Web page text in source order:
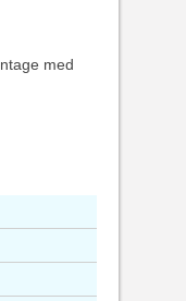
med